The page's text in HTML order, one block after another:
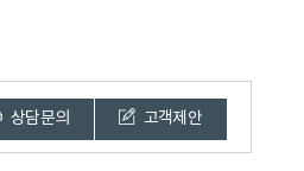
상담문의 고객제안